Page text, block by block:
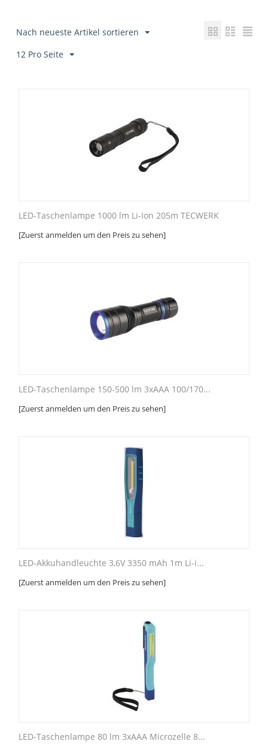
Nach neueste Artikel sortieren
12 Pro Seite
LED-Taschenlampe 1000 lm Li-Ion 205m TECWERK
[Zuerst anmelden um den Preis zu sehen]
LED-Taschenlampe 150-500 lm 3xAAA 100/170...
[Zuerst anmelden um den Preis zu sehen]
LED-Akkuhandleuchte 3,6V 3350 mAh 1m Li-i...
[Zuerst anmelden um den Preis zu sehen]
LED-Taschenlampe 80 lm 3xAAA Microzelle 8...